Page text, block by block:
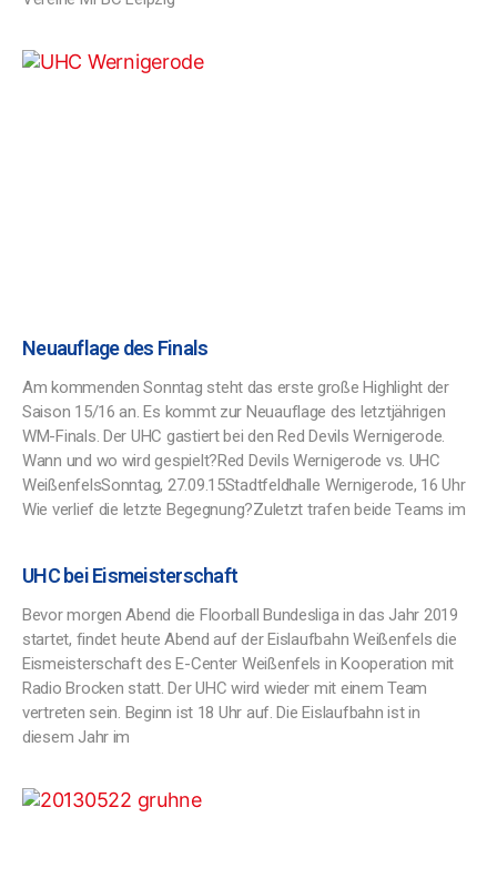
Neuauflage des Finals
Am kommenden Sonntag steht das erste große Highlight der
Saison 15/16 an. Es kommt zur Neuauflage des letztjährigen
WM-Finals. Der UHC gastiert bei den Red Devils Wernigerode.
Wann und wo wird gespielt?Red Devils Wernigerode vs. UHC
WeißenfelsSonntag, 27.09.15Stadtfeldhalle Wernigerode, 16 Uhr
Wie verlief die letzte Begegnung?Zuletzt trafen beide Teams im
UHC bei Eismeisterschaft
Bevor morgen Abend die Floorball Bundesliga in das Jahr 2019
startet, findet heute Abend auf der Eislaufbahn Weißenfels die
Eismeisterschaft des E-Center Weißenfels in Kooperation mit
Radio Brocken statt. Der UHC wird wieder mit einem Team
vertreten sein. Beginn ist 18 Uhr auf. Die Eislaufbahn ist in
diesem Jahr im